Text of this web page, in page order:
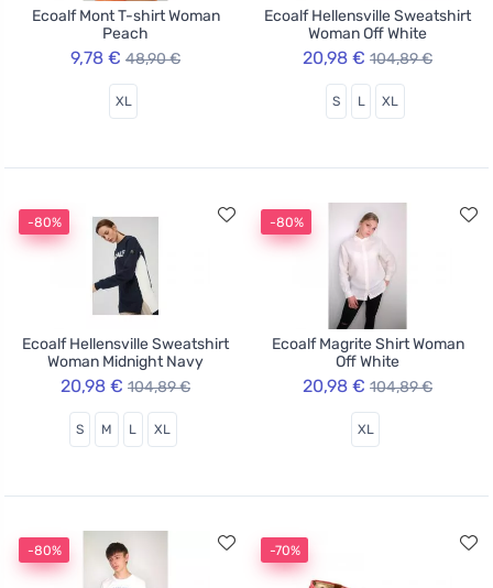
Ecoalf Mont T-shirt Woman
Peach
9,78 € 48,90 €
XL
Ecoalf Hellensville Sweatshirt
Woman Off White
20,98 € 104,89 €
S L XL
-80%
Ecoalf Hellensville Sweatshirt
Woman Midnight Navy
20,98 € 104,89 €
S M L XL
-80%
Ecoalf Magrite Shirt Woman
Off White
20,98 € 104,89 €
XL
-80% -70%